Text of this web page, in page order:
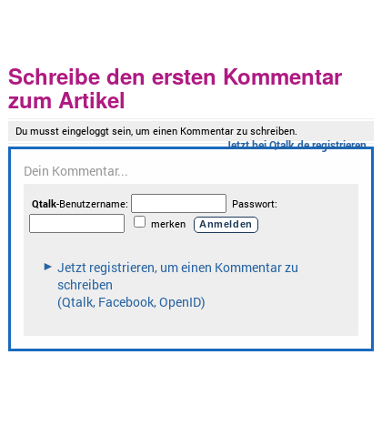
Schreibe den ersten Kommentar
zum Artikel